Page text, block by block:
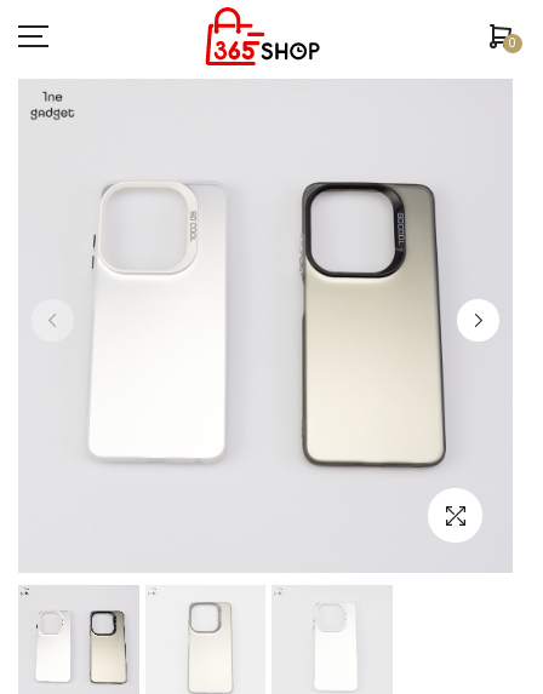
0
ตรวจสอบสถานะคำสั่งซื้อ
อุปกรณ์สมาร์ทวอช
อุปกรณ์ชาร์จ
อุปกรณ์ในรถยนต์
สินค้าอื่น ๆ